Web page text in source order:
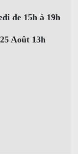
de 15h à 19h
Août 13h